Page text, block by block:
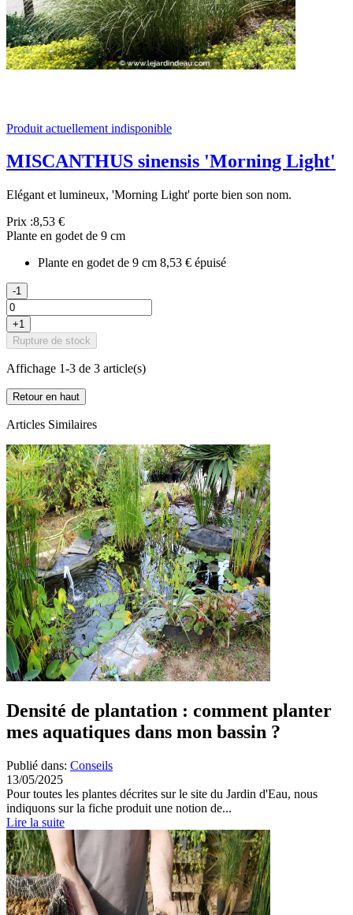
Produit actuellement indisponible
MISCANTHUS sinensis 'Morning Light'
Elégant et lumineux, 'Morning Light' porte bien son nom.
Prix :8,53 €
Plante en godet de 9 cm
Plante en godet de 9 cm 8,53 € épuisé
-1
+1
Rupture de stock
Affichage 1-3 de 3 article(s)
Retour en haut
Articles Similaires
Densité de plantation : comment planter
mes aquatiques dans mon bassin ?
Publié dans: Conseils
13/05/2025
Pour toutes les plantes décrites sur le site du Jardin d'Eau, nous
indiquons sur la fiche produit une notion de...
Lire la suite